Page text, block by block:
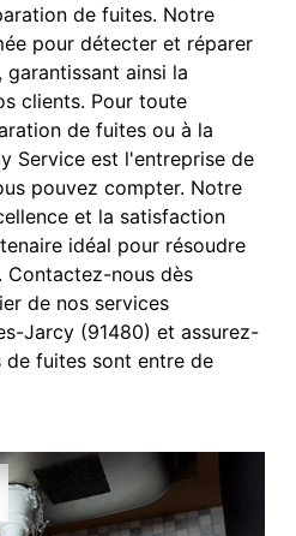
de fuites. Notre
pour détecter et réparer
ainsi la
clients. Pour toute
de fuites ou à la
Service est l'entreprise de
pouvez compter. Notre
et la satisfaction
idéal pour résoudre
Contactez-nous dès
de nos services
Jarcy (91480) et assurez-
fuites sont entre de